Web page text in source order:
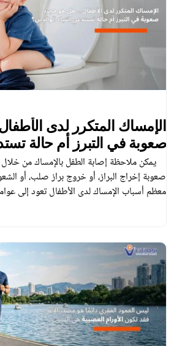
الإمساك المتكرر لدى
صعوبة في التبرز أم حالة
الوالدين؟
يمكن ملاحظة إصابة الطفل بالإمساك من خلال
صعوبة إخراج البراز، أو خروج براز صلب، أو
معظم أسباب الإمساك لدى الأطفال تعود إلى